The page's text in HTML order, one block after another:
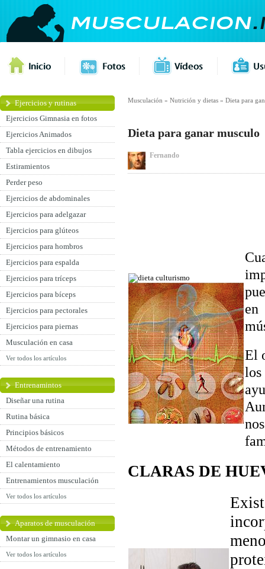
Ejercicios y rutinas
Ejercicios Gimnasia en fotos
Ejercicios Animados
Tabla ejercicios en dibujos
Estiramientos
Perder peso
Ejercicios de abdominales
Ejercicios para adelgazar
Ejercicios para glúteos
Ejercicios para hombros
Ejercicios para espalda
Ejercicios para tríceps
Ejercicios para bíceps
Ejercicios para pectorales
Ejercicios para piernas
Musculación en casa
Ver todos los artículos
Entrenamintos
Diseñar una rutina
Rutina básica
Principios básicos
Métodos de entrenamiento
El calentamiento
Entrenamientos musculación
Ver todos los artículos
Aparatos de musculación
Montar un gimnasio en casa
Ver todos los artículos
Musculación » Nutrición y dietas » Dieta para
Dieta para ganar musculo
Fernando
en
El
CLARAS DE